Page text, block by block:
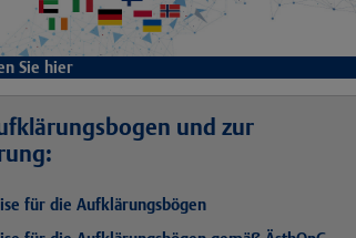
Sie hier
und zur
für die Aufklärungsbögen